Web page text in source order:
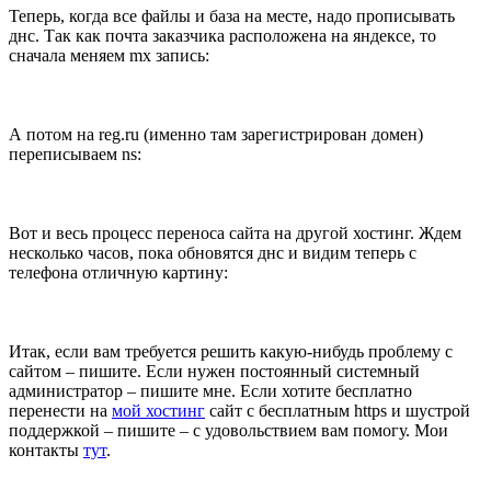
Теперь, когда все файлы и база на месте, надо прописывать
днс. Так как почта заказчика расположена на яндексе, то
сначала меняем mx запись:
А потом на reg.ru (именно там зарегистрирован домен)
переписываем ns:
Вот и весь процесс переноса сайта на другой хостинг. Ждем
несколько часов, пока обновятся днс и видим теперь с
телефона отличную картину:
Итак, если вам требуется решить какую-нибудь проблему с
сайтом – пишите. Если нужен постоянный системный
администратор – пишите мне. Если хотите бесплатно
перенести на мой хостинг сайт с бесплатным https и шустрой
поддержкой – пишите – с удовольствием вам помогу. Мои
контакты тут.